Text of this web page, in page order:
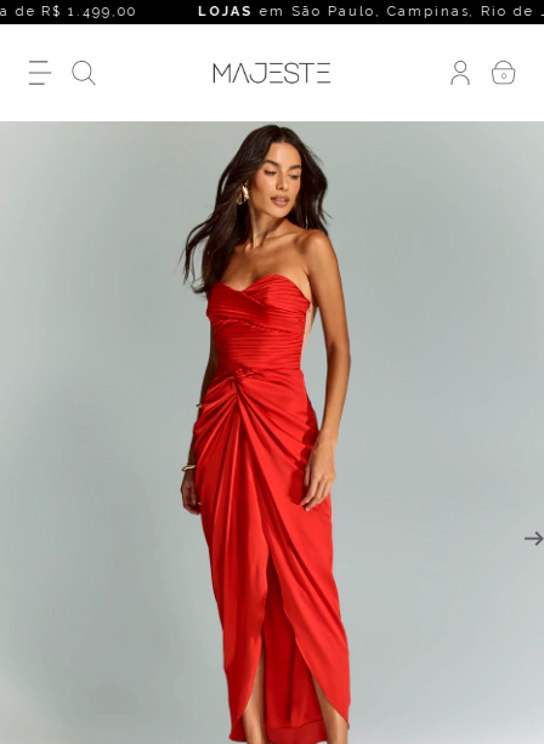
R$ 1.499,00 LOJASem São Paulo, Campinas, Rio de
0